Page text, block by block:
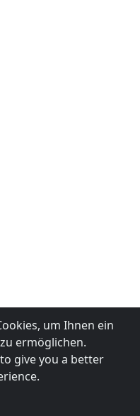
um Ihnen ein
ermöglichen.
give you a better